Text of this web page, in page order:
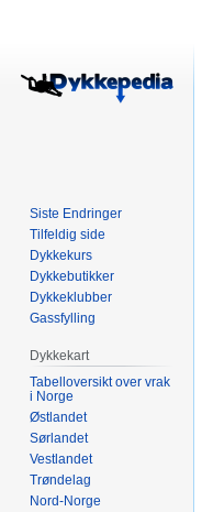
Siste Endringer
Tilfeldig side
Dykkekurs
Dykkebutikker
Dykkeklubber
Gassfylling
Dykkekart
Tabelloversikt over vrak
i Norge
Østlandet
Sørlandet
Vestlandet
Trøndelag
Nord-Norge